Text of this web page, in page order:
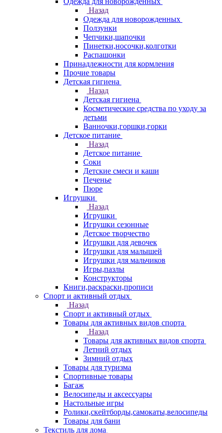
Назад
Одежда для новорожденных
Ползунки
Чепчики,шапочки
Пинетки,носочки,колготки
Распашонки
Принадлежности для кормления
Прочие товары
Детская гигиена
Назад
Детская гигиена
Косметические средства по уходу за
детьми
Ванночки,горшки,горки
Детское питание
Назад
Детское питание
Соки
Детские смеси и каши
Печенье
Пюре
Игрушки
Назад
Игрушки
Игрушки сезонные
Детское творчество
Игрушки для девочек
Игрушки для малышей
Игрушки для мальчиков
Игры,пазлы
Конструкторы
Книги,раскраски,прописи
Спорт и активный отдых
Назад
Спорт и активный отдых
Товары для активных видов спорта
Назад
Товары для активных видов спорта
Летний отдых
Зимний отдых
Товары для туризма
Спортивные товары
Багаж
Велосипеды и аксессуары
Настольные игры
Ролики,скейтборды,самокаты,велосипеды
Товары для бани
Текстиль для дома